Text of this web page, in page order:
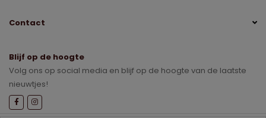
Contact
Blijf op de hoogte
Volg ons op social media en blijf op de hoogte van de laatste
nieuwtjes!